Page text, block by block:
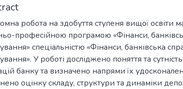
робота на здобуття ступеня вищої освіти
професійною програмою «Фінанси,
спеціальністю «Фінанси, банківська
У роботі досліджено поняття та
банку та визначено напрями їх
оцінку складу, структури та динаміки